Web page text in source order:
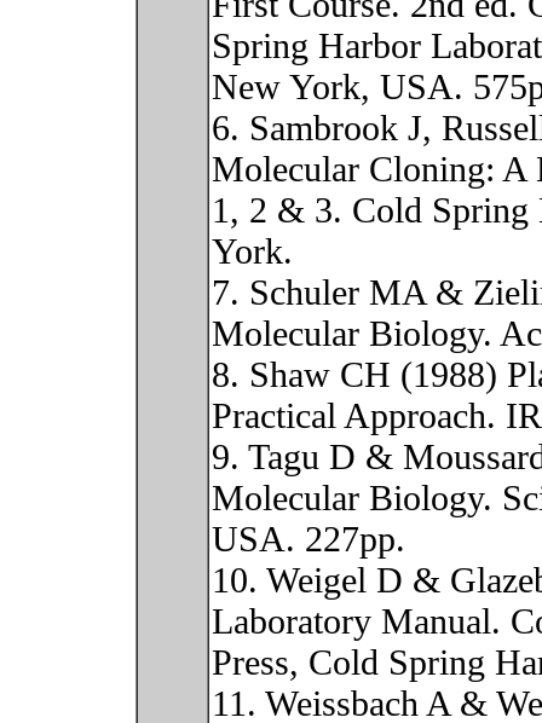
Spring Harbor
New York, USA.
6. Sambrook J,
Molecular Cloning: A
1, 2 & 3. Cold Spring
York.
7. Schuler MA &
Molecular Biology.
8. Shaw CH (1988)
Practical Approach.
9. Tagu D &
Molecular Biology.
USA. 227pp.
10. Weigel D &
Laboratory Manual.
Press, Cold Spring
11. Weissbach A &